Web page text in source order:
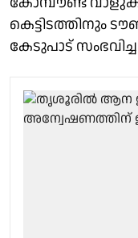
കെട്ടിടത്തിനും
കേടുപാട്